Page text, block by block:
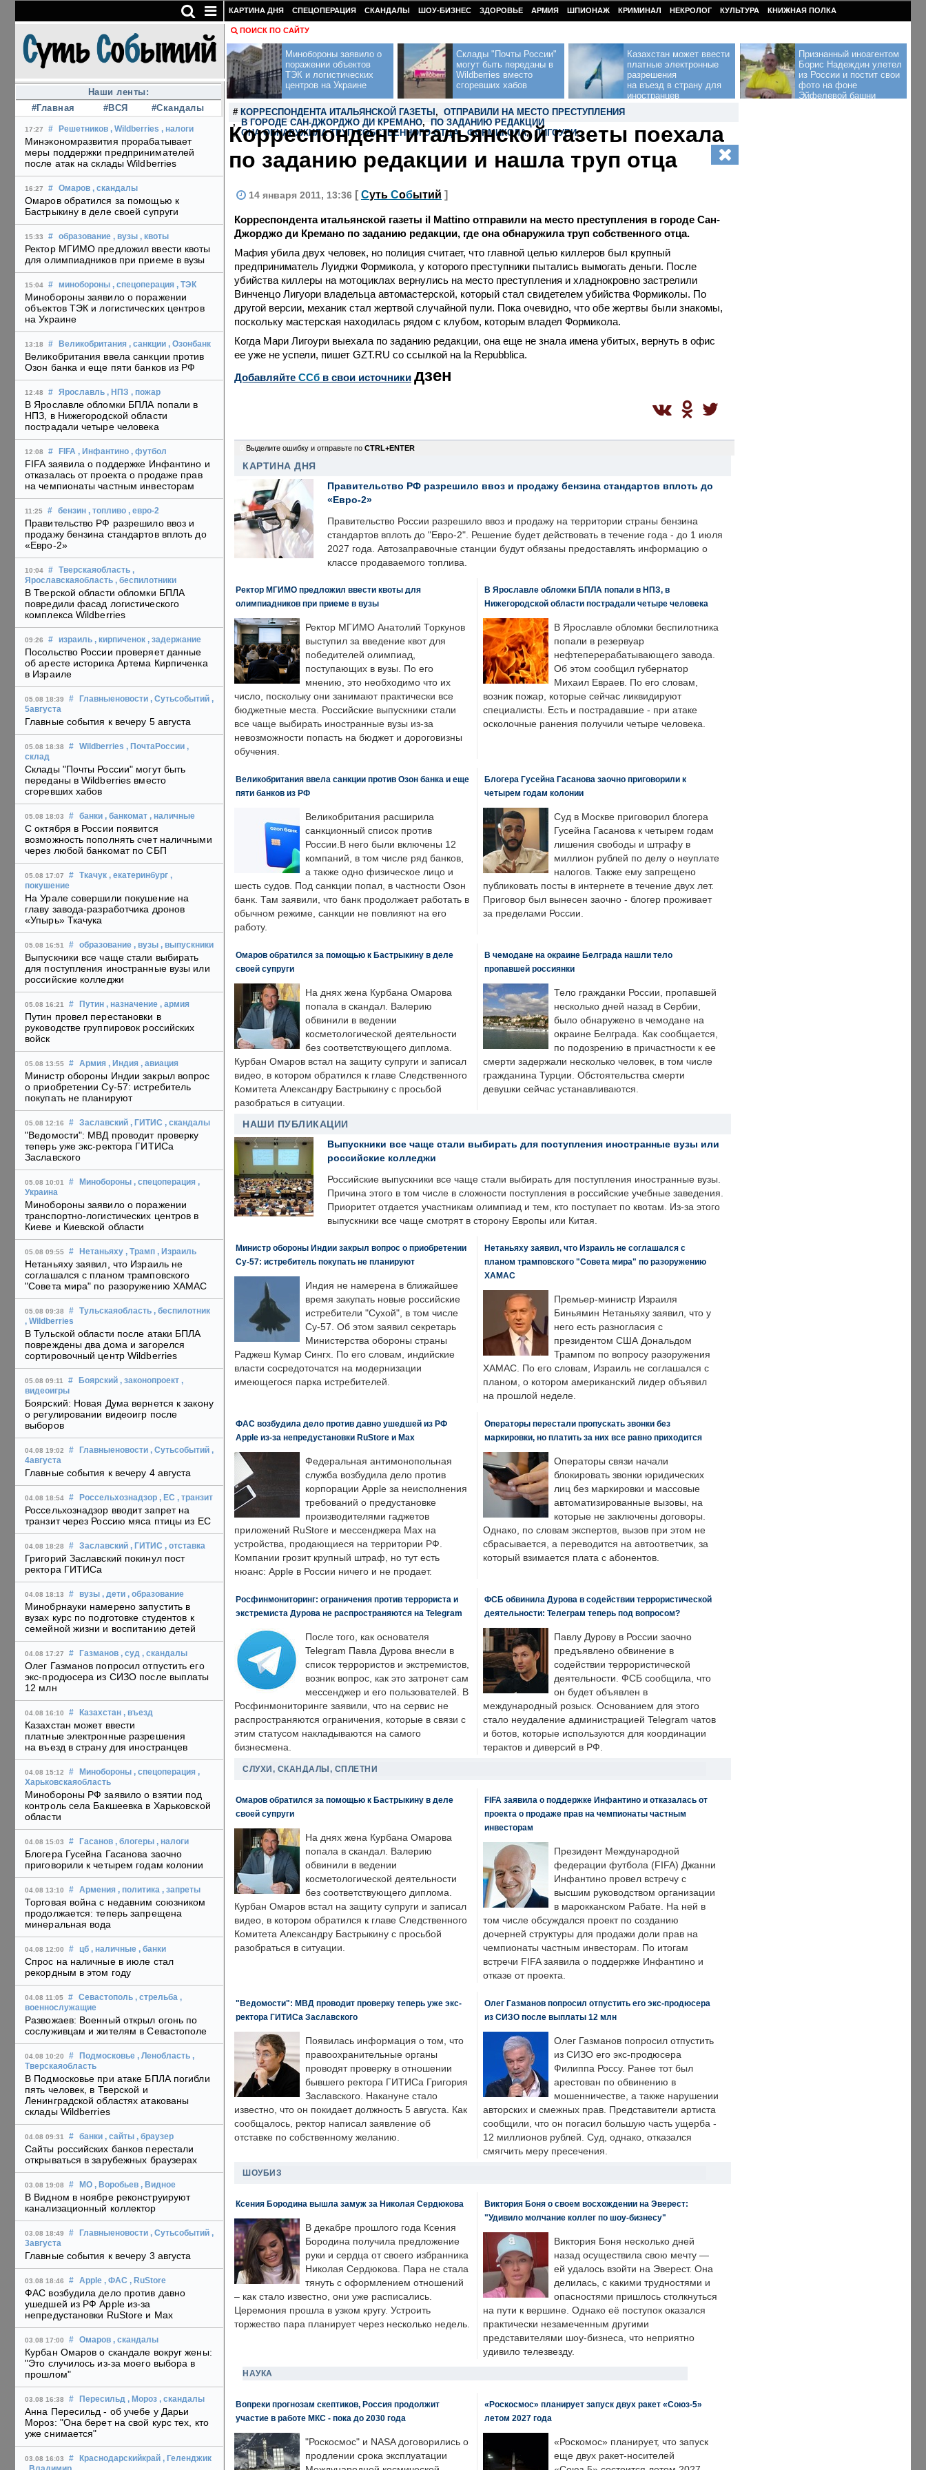
Наши ленты:
#Главная
#ВСЯ #Скандалы
17:27 # Решетников , Wildberries , налоги
Минэкономразвития прорабатывает
меры поддержки предпринимателей
после атак на склады Wildberries
16:27 # Омаров , скандалы
Омаров обратился за помощью к
Бастрыкину в деле своей супруги
15:33 # образование , вузы , квоты
Ректор МГИМО предложил ввести квоты
для олимпиадников при приеме в вузы
15:04 # минобороны , спецоперация , ТЭК
Минобороны заявило о поражении
объектов ТЭК и логистических центров
на Украине
13:18 # Великобритания , санкции , Озонбанк
Великобритания ввела санкции против
Озон банка и еще пяти банков из РФ
12:48 # Ярославль , НПЗ , пожар
В Ярославле обломки БПЛА попали в
НПЗ, в Нижегородской области
пострадали четыре человека
12:08 # FIFA , Инфантино , футбол
FIFA заявила о поддержке Инфантино и
отказалась от проекта о продаже прав
на чемпионаты частным инвесторам
11:25 # бензин , топливо , евро-2
Правительство РФ разрешило ввоз и
продажу бензина стандартов вплоть до
«Евро-2»
10:04 # Тверскаяобласть ,
Ярославскаяобласть , беспилотники
В Тверской области обломки БПЛА
повредили фасад логистического
комплекса Wildberries
09:26 # израиль , кирпиченок , задержание
Посольство России проверяет данные
об аресте историка Артема Кирпиченка
в Израиле
05.08 18:39 # Главныеновости , Сутьсобытий ,
5августа
Главные события к вечеру 5 августа
05.08 18:38 # Wildberries , ПочтаРоссии ,
склад
Склады "Почты России" могут быть
переданы в Wildberries вместо
сгоревших хабов
05.08 18:03 # банки , банкомат , наличные
С октября в России появится
возможность пополнять счет наличными
через любой банкомат по СБП
05.08 17:07 # Ткачук , екатеринбург ,
покушение
На Урале совершили покушение на
главу завода-разработчика дронов
«Упырь» Ткачука
05.08 16:51 # образование , вузы , выпускники
Выпускники все чаще стали выбирать
для поступления иностранные вузы или
российские колледжи
05.08 16:21 # Путин , назначение , армия
Путин провел перестановки в
руководстве группировок российских
войск
05.08 13:55 # Армия , Индия , авиация
Министр обороны Индии закрыл вопрос
о приобретении Су-57: истребитель
покупать не планируют
05.08 12:16 # Заславский , ГИТИС , скандалы
"Ведомости": МВД проводит проверку
теперь уже экс-ректора ГИТИСа
Заславского
05.08 10:01 # Минобороны , спецоперация ,
Украина
Минобороны заявило о поражении
транспортно-логистических центров в
Киеве и Киевской области
05.08 09:55 # Нетаньяху , Трамп , Израиль
Нетаньяху заявил, что Израиль не
соглашался с планом трамповского
"Совета мира" по разоружению ХАМАС
05.08 09:38 # Тульскаяобласть , беспилотник
, Wildberries
В Тульской области после атаки БПЛА
повреждены два дома и загорелся
сортировочный центр Wildberries
05.08 09:11 # Боярский , законопроект ,
видеоигры
Боярский: Новая Дума вернется к закону
о регулировании видеоигр после
выборов
04.08 19:02 # Главныеновости , Сутьсобытий ,
4августа
Главные события к вечеру 4 августа
04.08 18:54 # Россельхознадзор , ЕС , транзит
Россельхознадзор вводит запрет на
транзит через Россию мяса птицы из ЕС
04.08 18:28 # Заславский , ГИТИС , отставка
Григорий Заславский покинул пост
ректора ГИТИСа
04.08 18:13 # вузы , дети , образование
Минобрнауки намерено запустить в
вузах курс по подготовке студентов к
семейной жизни и воспитанию детей
04.08 17:27 # Газманов , суд , скандалы
Олег Газманов попросил отпустить его
экс-продюсера из СИЗО после выплаты
12 млн
04.08 16:10 # Казахстан , въезд
Казахстан может ввести
платные электронные разрешения
на въезд в страну для иностранцев
04.08 15:12 # Минобороны , спецоперация ,
Харьковскаяобласть
Минобороны РФ заявило о взятии под
контроль села Бакшеевка в Харьковской
области
04.08 15:03 # Гасанов , блогеры , налоги
Блогера Гусейна Гасанова заочно
приговорили к четырем годам колонии
04.08 13:10 # Армения , политика , запреты
Торговая война с недавним союзником
продолжается: теперь запрещена
минеральная вода
04.08 12:00 # цб , наличные , банки
Спрос на наличные в июле стал
рекордным в этом году
04.08 11:05 # Севастополь , стрельба ,
военнослужащие
Развожаев: Военный открыл огонь по
сослуживцам и жителям в Севастополе
04.08 10:20 # Подмосковье , Ленобласть ,
Тверскаяобласть
В Подмосковье при атаке БПЛА погибли
пять человек, в Тверской и
Ленинградской областях атакованы
склады Wildberries
04.08 09:31 # банки , сайты , браузер
Сайты российских банков перестали
открываться в зарубежных браузерах
03.08 19:08 # МО , Воробьев , Видное
В Видном в ноябре реконструируют
канализационный коллектор
03.08 18:49 # Главныеновости , Сутьсобытий ,
3августа
Главные события к вечеру 3 августа
03.08 18:46 # Apple , ФАС , RuStore
ФАС возбудила дело против давно
ушедшей из РФ Apple из-за
непредустановки RuStore и Max
03.08 17:00 # Омаров , скандалы
Курбан Омаров о скандале вокруг жены:
"Это случилось из-за моего выбора в
прошлом"
03.08 16:38 # Пересильд , Мороз , скандалы
Анна Пересильд - об учебе у Дарьи
Мороз: "Она берет на свой курс тех, кто
уже снимается"
03.08 16:03 # Краснодарскийкрай , Геленджик
КАРТИНА ДНЯ СПЕЦОПЕРАЦИЯ СКАНДАЛЫ ШОУ-БИЗНЕС ЗДОРОВЬЕ АРМИЯ ШПИОНАЖ КРИМИНАЛ НЕКРОЛОГ КУЛЬТУРА КНИЖНАЯ ПОЛКА
ПОИСК ПО САЙТУ
Минобороны заявило о
поражении объектов
ТЭК и логистических
центров на Украине
Склады "Почты России"
могут быть переданы в
Wildberries вместо
сгоревших хабов
Казахстан может ввести
платные электронные
разрешения
на въезд в страну для
иностранцев
Признанный иноагентом
Борис Надеждин улетел
из России и постит свои
фото на фоне
Эйфелевой башни
# КОРРЕСПОНДЕНТА ИТАЛЬЯНСКОЙ ГАЗЕТЫ , ОТПРАВИЛИ НА МЕСТО ПРЕСТУПЛЕНИЯ
,
В ГОРОДЕ САН-ДЖОРДЖО ДИ КРЕМАНО,
ПО ЗАДАНИЮ РЕДАКЦИИ
,ОНА ОБНАРУЖИЛА ТРУП СОБСТВЕННОГО ОТЦА,ФОРМИКОЛА, ЛИГОУРИ,
Корреспондент итальянской газеты поехала
по заданию редакции и нашла труп отца
14 января 2011, 13:36 [ Суть Событий ]
Корреспондента итальянской газеты il Mattino отправили на место преступления в городе Сан-
Джорджо ди Кремано по заданию редакции, где она обнаружила труп собственного отца.
Мафия убила двух человек, но полиция считает, что главной целью киллеров был крупный
предприниматель Луиджи Формикола, у которого преступники пытались вымогать деньги. После
убийства киллеры на мотоциклах вернулись на место преступления и хладнокровно застрелили
Винченцо Лигуори владельца автомастерской, который стал свидетелем убийства Формиколы. По
другой версии, механик стал жертвой случайной пули. Пока очевидно, что обе жертвы были знакомы,
поскольку мастерская находилась рядом с клубом, которым владел Формикола.
Когда Мари Лигоури выехала по заданию редакции, она еще не знала имена убитых, вернуть в офис
ее уже не успели, пишет GZT.RU со ссылкой на la Repubblica.
Добавляйте CСб в свои источники дзен
Выделите ошибку и отправьте по CTRL+ENTER
КАРТИНА ДНЯ
Правительство РФ разрешило ввоз и продажу бензина стандартов вплоть до
«Евро-2»
Правительство России разрешило ввоз и продажу на территории страны бензина
стандартов вплоть до "Евро-2". Решение будет действовать в течение года - до 1 июля
2027 года. Автозаправочные станции будут обязаны предоставлять информацию о
классе продаваемого топлива.
Ректор МГИМО предложил ввести квоты для
олимпиадников при приеме в вузы
Ректор МГИМО Анатолий Торкунов
выступил за введение квот для
победителей олимпиад,
поступающих в вузы. По его
мнению, это необходимо что их
число, поскольку они занимают практически все
бюджетные места. Российские выпускники стали
все чаще выбирать иностранные вузы из-за
невозможности попасть на бюджет и дороговизны
обучения.
В Ярославле обломки БПЛА попали в НПЗ, в
Нижегородской области пострадали четыре человека
В Ярославле обломки беспилотника
попали в резервуар
нефтеперерабатывающего завода.
Об этом сообщил губернатор
Михаил Евраев. По его словам,
возник пожар, которые сейчас ликвидируют
специалисты. Есть и пострадавшие - при атаке
осколочные ранения получили четыре человека.
Великобритания ввела санкции против Озон банка и еще
пяти банков из РФ
Великобритания расширила
санкционный список против
России.В него были включены 12
компаний, в том числе ряд банков,
а также одно физическое лицо и
шесть судов. Под санкции попал, в частности Озон
банк. Там заявили, что банк продолжает работать в
обычном режиме, санкции не повлияют на его
работу.
Блогера Гусейна Гасанова заочно приговорили к
четырем годам колонии
Суд в Москве приговорил блогера
Гусейна Гасанова к четырем годам
лишения свободы и штрафу в
миллион рублей по делу о неуплате
налогов. Также ему запрещено
публиковать посты в интернете в течение двух лет.
Приговор был вынесен заочно - блогер проживает
за пределами России.
Омаров обратился за помощью к Бастрыкину в деле
своей супруги
На днях жена Курбана Омарова
попала в скандал. Валерию
обвинили в ведении
косметологической деятельности
без соответствующего диплома.
Курбан Омаров встал на защиту супруги и записал
видео, в котором обратился к главе Следственного
Комитета Александру Бастрыкину с просьбой
разобраться в ситуации.
В чемодане на окраине Белграда нашли тело
пропавшей россиянки
Тело гражданки России, пропавшей
несколько дней назад в Сербии,
было обнаружено в чемодане на
окраине Белграда. Как сообщается,
по подозрению в причастности к ее
смерти задержали несколько человек, в том числе
гражданина Турции. Обстоятельства смерти
девушки сейчас устанавливаются.
НАШИ ПУБЛИКАЦИИ
Выпускники все чаще стали выбирать для поступления иностранные вузы или
российские колледжи
Российские выпускники все чаще стали выбирать для поступления иностранные вузы.
Причина этого в том числе в сложности поступления в российские учебные заведения.
Приоритет отдается участникам олимпиад и тем, кто поступает по квотам. Из-за этого
выпускники все чаще смотрят в сторону Европы или Китая.
Министр обороны Индии закрыл вопрос о приобретении
Су-57: истребитель покупать не планируют
Индия не намерена в ближайшее
время закупать новые российские
истребители "Сухой", в том числе
Су-57. Об этом заявил секретарь
Министерства обороны страны
Раджеш Кумар Сингх. По его словам, индийские
власти сосредоточатся на модернизации
имеющегося парка истребителей.
Нетаньяху заявил, что Израиль не соглашался с
планом трамповского "Совета мира" по разоружению
ХАМАС
Премьер-министр Израиля
Биньямин Нетаньяху заявил, что у
него есть разногласия с
президентом США Дональдом
Трампом по вопросу разоружения
ХАМАС. По его словам, Израиль не соглашался с
планом, о котором американский лидер объявил
на прошлой неделе.
ФАС возбудила дело против давно ушедшей из РФ
Apple из-за непредустановки RuStore и Max
Федеральная антимонопольная
служба возбудила дело против
корпорации Apple за неисполнения
требований о предустановке
производителями гаджетов
приложений RuStore и мессенджера Max на
устройства, продающиеся на территории РФ.
Компании грозит крупный штраф, но тут есть
нюанс: Apple в России ничего и не продает.
Операторы перестали пропускать звонки без
маркировки, но платить за них все равно приходится
Операторы связи начали
блокировать звонки юридических
лиц без маркировки и массовые
автоматизированные вызовы, на
которые не заключены договоры.
Однако, по словам экспертов, вызов при этом не
сбрасывается, а переводится на автоответчик, за
который взимается плата с абонентов.
Росфинмониторинг: ограничения против террориста и
экстремиста Дурова не распространяются на Telegram
После того, как основателя
Telegram Павла Дурова внесли в
список террористов и экстремистов,
возник вопрос, как это затронет сам
мессенджер и его пользователей. В
Росфинмониторинге заявили, что на сервис не
распространяются ограничения, которые в связи с
этим статусом накладываются на самого
бизнесмена.
ФСБ обвинила Дурова в содействии террористической
деятельности: Телеграм теперь под вопросом?
Павлу Дурову в России заочно
предъявлено обвинение в
содействии террористической
деятельности. ФСБ сообщила, что
он будет объявлен в
международный розыск. Основанием для этого
стало неудаление администрацией Telegram чатов
и ботов, которые используются для координации
терактов и диверсий в РФ.
СЛУХИ, СКАНДАЛЫ, СПЛЕТНИ
Омаров обратился за помощью к Бастрыкину в деле
своей супруги
На днях жена Курбана Омарова
попала в скандал. Валерию
обвинили в ведении
косметологической деятельности
без соответствующего диплома.
Курбан Омаров встал на защиту супруги и записал
видео, в котором обратился к главе Следственного
Комитета Александру Бастрыкину с просьбой
разобраться в ситуации.
FIFA заявила о поддержке Инфантино и отказалась от
проекта о продаже прав на чемпионаты частным
инвесторам
Президент Международной
федерации футбола (FIFA) Джанни
Инфантино провел встречу с
высшим руководством организации
в марокканском Рабате. На ней в
том числе обсуждался проект по созданию
дочерней структуры для продажи доли прав на
чемпионаты частным инвесторам. По итогам
встречи FIFA заявила о поддержке Инфантино и
отказе от проекта.
"Ведомости": МВД проводит проверку теперь уже экс-
ректора ГИТИСа Заславского
Появилась информация о том, что
правоохранительные органы
проводят проверку в отношении
бывшего ректора ГИТИСа Григория
Заславского. Накануне стало
известно, что он покидает должность 5 августа. Как
сообщалось, ректор написал заявление об
отставке по собственному желанию.
Олег Газманов попросил отпустить его экс-продюсера
из СИЗО после выплаты 12 млн
Олег Газманов попросил отпустить
из СИЗО его экс-продюсера
Филиппа Россу. Ранее тот был
арестован по обвинению в
мошенничестве, а также нарушении
авторских и смежных прав. Представители артиста
сообщили, что он погасил большую часть ущерба -
12 миллионов рублей. Суд, однако, отказался
смягчить меру пресечения.
ШОУБИЗ
Ксения Бородина вышла замуж за Николая Сердюкова
В декабре прошлого года Ксения
Бородина получила предложение
руки и сердца от своего избранника
Николая Сердюкова. Пара не стала
тянуть с оформлением отношений
– как стало известно, они уже расписались.
Церемония прошла в узком кругу. Устроить
торжество пара планирует через несколько недель.
Виктория Боня о своем восхождении на Эверест:
"Удивило молчание коллег по шоу-бизнесу"
Виктория Боня несколько дней
назад осуществила свою мечту —
ей удалось взойти на Эверест. Она
делилась, с какими трудностями и
опасностями пришлось столкнуться
на пути к вершине. Однако её поступок оказался
практически незамеченным другими
представителями шоу-бизнеса, что неприятно
удивило телезвезду.
НАУКА
Вопреки прогнозам скептиков, Россия продолжит
участие в работе МКС - пока до 2030 года
"Роскосмос" и NASA договорились о
продлении срока эксплуатации
«Роскосмос» планирует запуск двух ракет «Союз-5»
летом 2027 года
«Роскомос» планирует, что запуск
еще двух ракет-носителей